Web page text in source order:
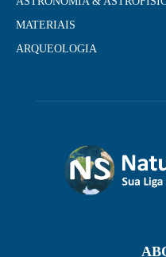
MATERIAIS
ARQUEOLOGIA